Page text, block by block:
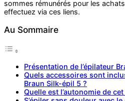
Au Sommaire
Présentation de l’épilateur
Quels accessoires sont
Braun Silk-épil 5 ?
Quelle est l’autonomie de